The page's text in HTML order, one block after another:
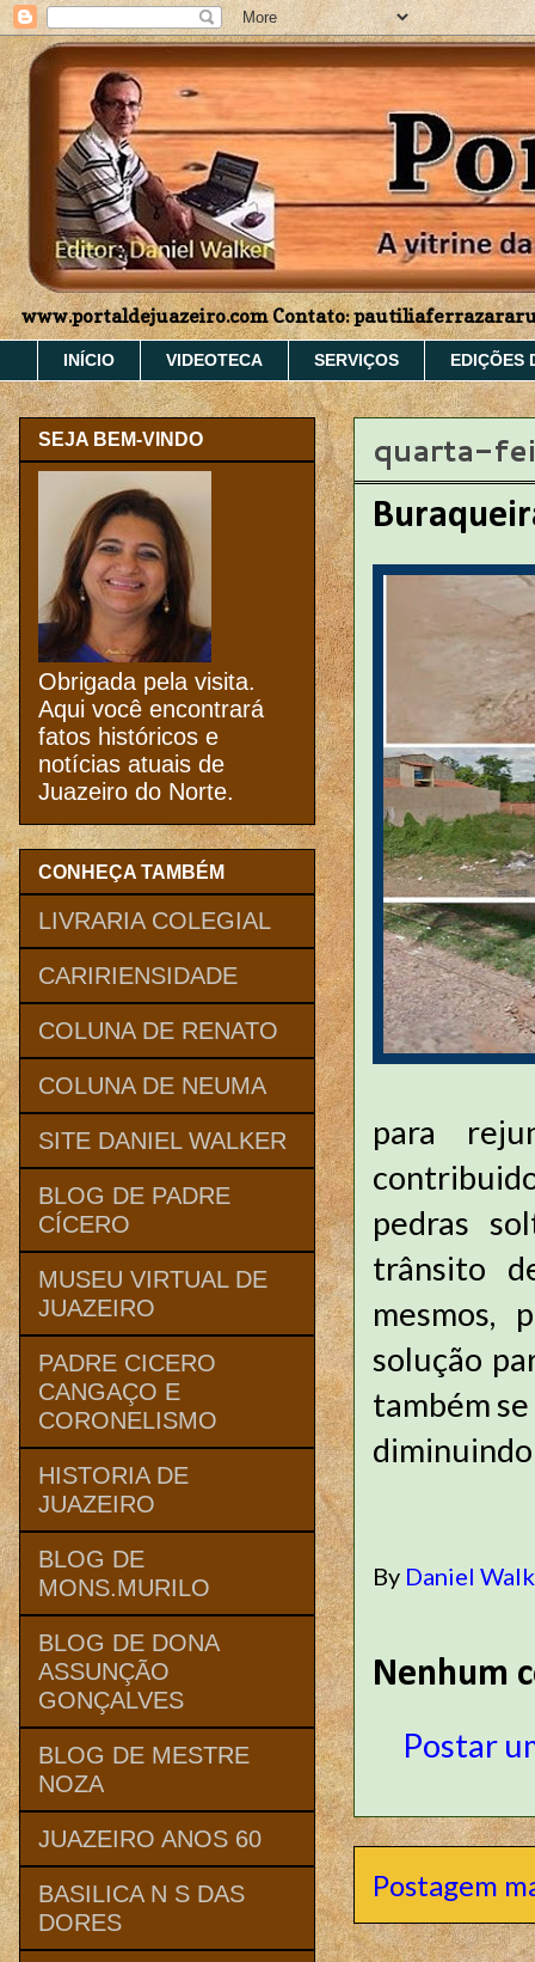
www.portaldejuazeiro.com Contato:
INÍCIO VIDEOTECA SERVIÇOS EDIÇÕES
quarta-
para
pedras
trânsito
mesmos,
solução
também
By Daniel
Nenhum
Postar
Postagem
SEJA BEM-VINDO
Obrigada pela visita.
Aqui você encontrará
fatos históricos e
notícias atuais de
Juazeiro do Norte.
CONHEÇA TAMBÉM
LIVRARIA COLEGIAL
CARIRIENSIDADE
COLUNA DE RENATO
COLUNA DE NEUMA
SITE DANIEL WALKER
BLOG DE PADRE
CÍCERO
MUSEU VIRTUAL DE
JUAZEIRO
PADRE CICERO
CANGAÇO E
CORONELISMO
HISTORIA DE
JUAZEIRO
BLOG DE
MONS.MURILO
BLOG DE DONA
ASSUNÇÃO
GONÇALVES
BLOG DE MESTRE
NOZA
JUAZEIRO ANOS 60
BASILICA N S DAS
DORES